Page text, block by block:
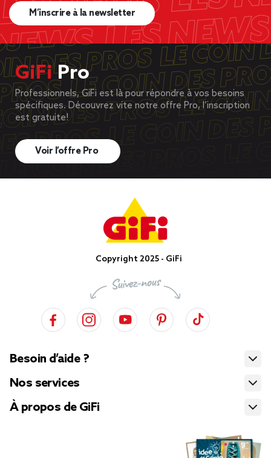
M’inscrire à la newsletter
GiFiPro
Professionnels, GiFi est là pour répondre à vos besoins
spécifiques. Découvrez vite notre offre Pro, l’inscription
est gratuite!
Voir l’offre Pro
Copyright 2025 - GiFi
Besoin d’aide ?
Nos services
À propos de GiFi